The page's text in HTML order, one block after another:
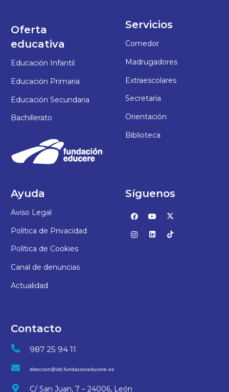
Oferta
educativa
Educación Infantil
Educación Primaria
Educación Secundaria
Bachillerato
Servicios
Comedor
Madrugadores
Extraescolares
Secretaría
Orientación
Biblioteca
Ayuda
Aviso Legal
Política de Privacidad
Política de Cookies
Canal de denuncias
Actualidad
Síguenos
Contacto
987 25 94 11
direccion@vbl.fundacioneducere.es
C/ San Juan, 7 – 24006, León